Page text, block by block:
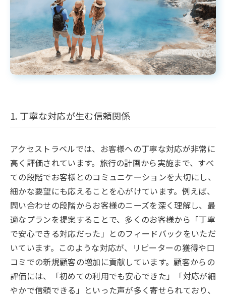
1. 丁寧な対応が生む信頼関係
アクセストラベルでは、お客様への丁寧な対応が非常に
高く評価されています。旅行の計画から実施まで、すべ
ての段階でお客様とのコミュニケーションを大切にし、
細かな要望にも応えることを心がけています。例えば、
問い合わせの段階からお客様のニーズを深く理解し、最
適なプランを提案することで、多くのお客様から「丁寧
で安心できる対応だった」とのフィードバックをいただ
いています。このような対応が、リピーターの獲得や口
コミでの新規顧客の増加に貢献しています。顧客からの
評価には、「初めての利用でも安心できた」「対応が細
やかで信頼できる」といった声が多く寄せられており、